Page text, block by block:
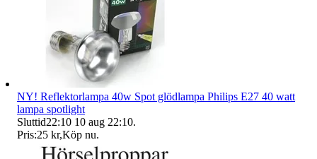
NY! Reflektorlampa 40w Spot glödlampa Philips E27 40 watt
lampa spotlight
Sluttid22:10 10 aug 22:10.
Pris:25 kr,Köp nu.